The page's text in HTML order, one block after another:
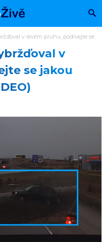
v levém pruhu, podívejte se
v
se jakou